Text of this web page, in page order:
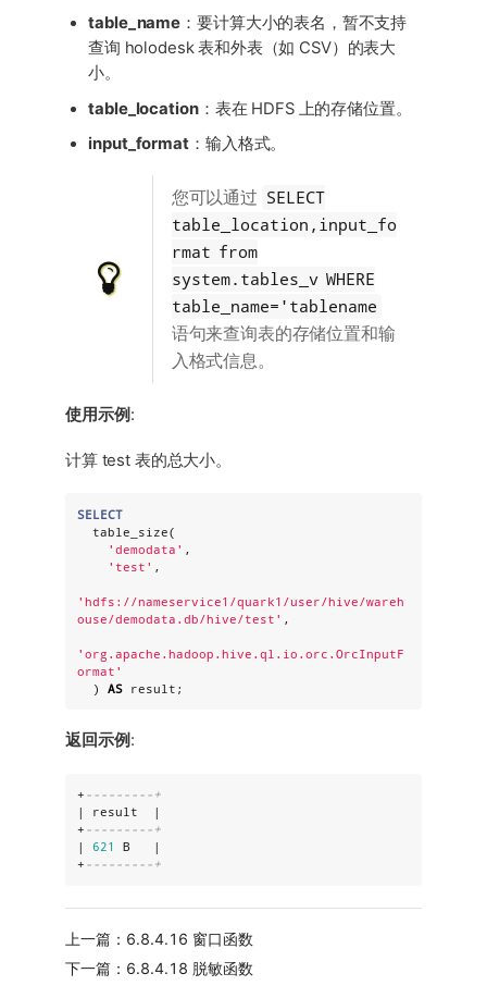
table_name ：要计算大小的表名，暂不支持
查询 holodesk 表和外表（如 CSV）的表大
小。
table_location：表在 HDFS 上的存储位置。
input_format ：输入格式。
您可以通过 SELECT
table_location,input_fo
rmat from
system.tables_v WHERE
table_name='tablename
语句来查询表的存储位置和输
入格式信息。
使用示例 :
计算 test 表的总大小。
SELECT
  table_size(
'demodata ' ,
'test ' ,
'hdfs://nameservice1/quark1/user/hive/wareh
ouse/demodata.db/hive/test ' ,
'org.apache.hadoop.hive.ql.io.orc.OrcInputF
ormat '
  )
AS result;
返回示例 :
+ ---------+
| result  |
+ ---------+
| 621
B   |
+ ---------+
上一篇：6.8.4.16 窗口函数
下一篇：6.8.4.18 脱敏函数